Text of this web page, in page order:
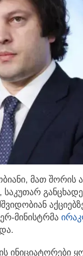
მათ
მინისტრმა
ინიციატორები